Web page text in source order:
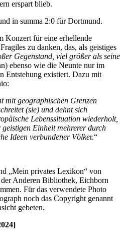
erspart blieb.
in summa 2:0 für Dortmund.
Konzert für eine erhellende
zu danken, das, als geistiges
Gegenstand, viel größer als seine
ebenso wie die Neunte nur im
Entstehung existiert. Dazu mit
mit geographischen Grenzen
(sie) und dehnt sich
Lebenssituation wiederholt,
Einheit mehrerer durch
Ideen verbundener Völker.“
„Mein privates Lexikon“ von
Anderen Bibliothek, Eichborn
Für das verwendete Photo
noch das Copyright genannt
gebeten.